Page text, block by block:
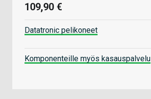
109,90 €
Datatronic pelikoneet
Komponenteille myös kasauspalvelu